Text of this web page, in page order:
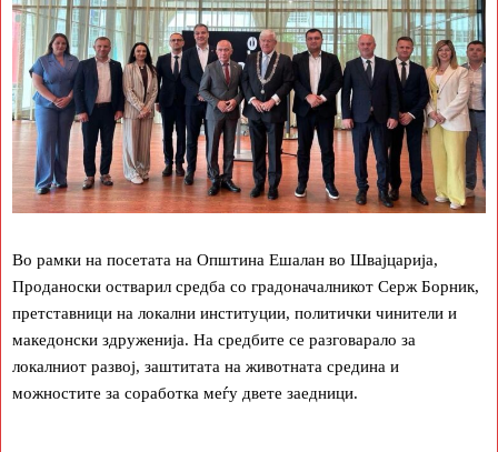
Во рамки на посетата на Општина Ешалан во Швајцарија,
Проданоски остварил средба со градоначалникот Серж Борник,
претставници на локални институции, политички чинители и
македонски здруженија. На средбите се разговарало за
локалниот развој, заштитата на животната средина и
можностите за соработка меѓу двете заедници.